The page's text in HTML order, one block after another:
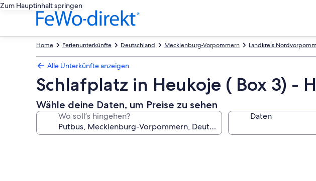
Zum Hauptinhalt springen
Landkreis
Mecklenburg-Vorpommern
Deutschland
Ferienunterkünfte
Home
Alle Unterkünfte anzeigen
Schlafplatz in Heukoje ( Box 3) -
Wähle deine Daten, um Preise zu sehen
Wo soll’s hingehen? Daten